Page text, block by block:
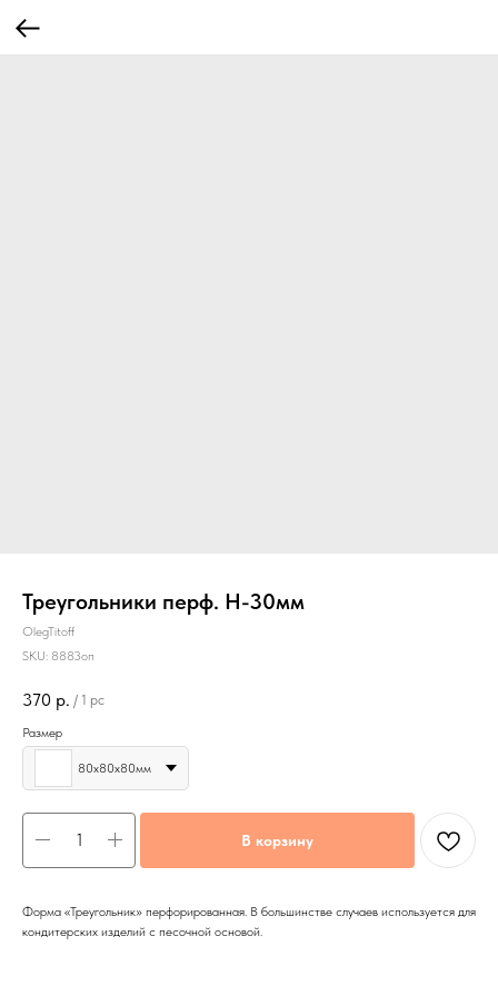
Треугольники перф. Н-30мм
OlegTitoff
SKU: 8883оп
370 р. / 1 pc
Размер
80х80х80мм
В корзину
Форма «Треугольник» перфорированная. В большинстве случаев используется для
кондитерских изделий с песочной основой.